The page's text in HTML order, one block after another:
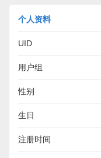
个人资料
UID
用户组
性别
生日
注册时间